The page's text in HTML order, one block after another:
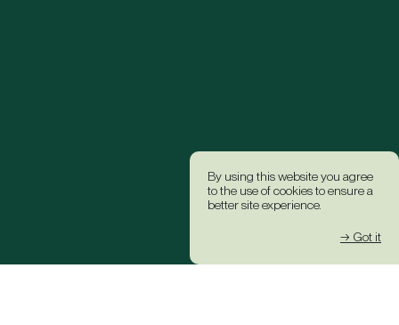
By using this website you agree
to the use of cookies to ensure a
better site experience.
→ Got it